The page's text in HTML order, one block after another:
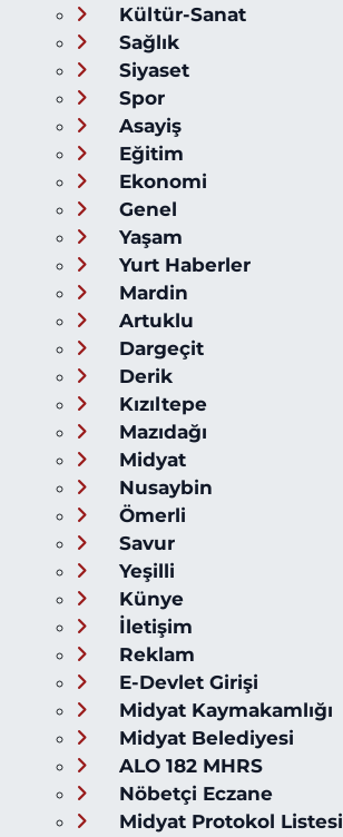
Kültür-Sanat
Sağlık
Siyaset
Spor
Asayiş
Eğitim
Ekonomi
Genel
Yaşam
Yurt Haberler
Mardin
Artuklu
Dargeçit
Derik
Kızıltepe
Mazıdağı
Midyat
Nusaybin
Ömerli
Savur
Yeşilli
Künye
İletişim
Reklam
E-Devlet Girişi
Midyat Kaymakamlığı
Midyat Belediyesi
ALO 182 MHRS
Nöbetçi Eczane
Midyat Protokol Listesi